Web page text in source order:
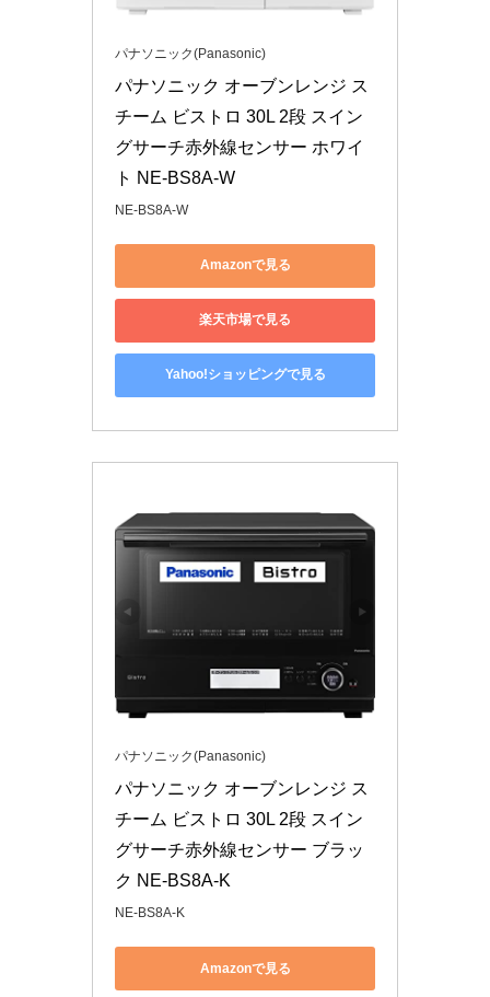
パナソニック(Panasonic)
パナソニック オーブンレンジ ス
チーム ビストロ 30L 2段 スイン
グサーチ赤外線センサー ホワイ
ト NE-BS8A-W
NE-BS8A-W
Amazonで見る
楽天市場で見る
Yahoo!ショッピングで見る
パナソニック(Panasonic)
パナソニック オーブンレンジ ス
チーム ビストロ 30L 2段 スイン
グサーチ赤外線センサー ブラッ
ク NE-BS8A-K
NE-BS8A-K
Amazonで見る